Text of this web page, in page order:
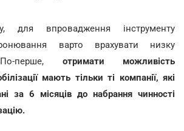
для впровадження інструменту
варто врахувати низку
По-перше, отримати можливість
мають тільки ті компанії, які
за 6 місяців до набрання чинності